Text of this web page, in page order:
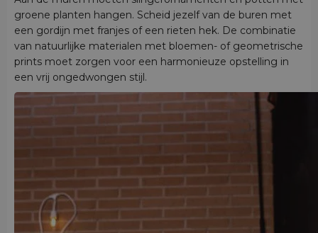
groene planten hangen. Scheid jezelf van de buren met
een gordijn met franjes of een rieten hek. De combinatie
van natuurlijke materialen met bloemen- of geometrische
prints moet zorgen voor een harmonieuze opstelling in
een vrij ongedwongen stijl.